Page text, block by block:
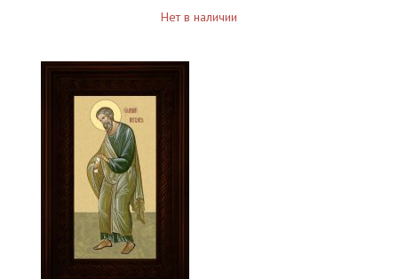
Нет в наличии